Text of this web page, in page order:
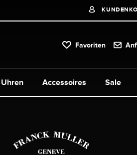
Favoriten
Uhren Accessoires Sale